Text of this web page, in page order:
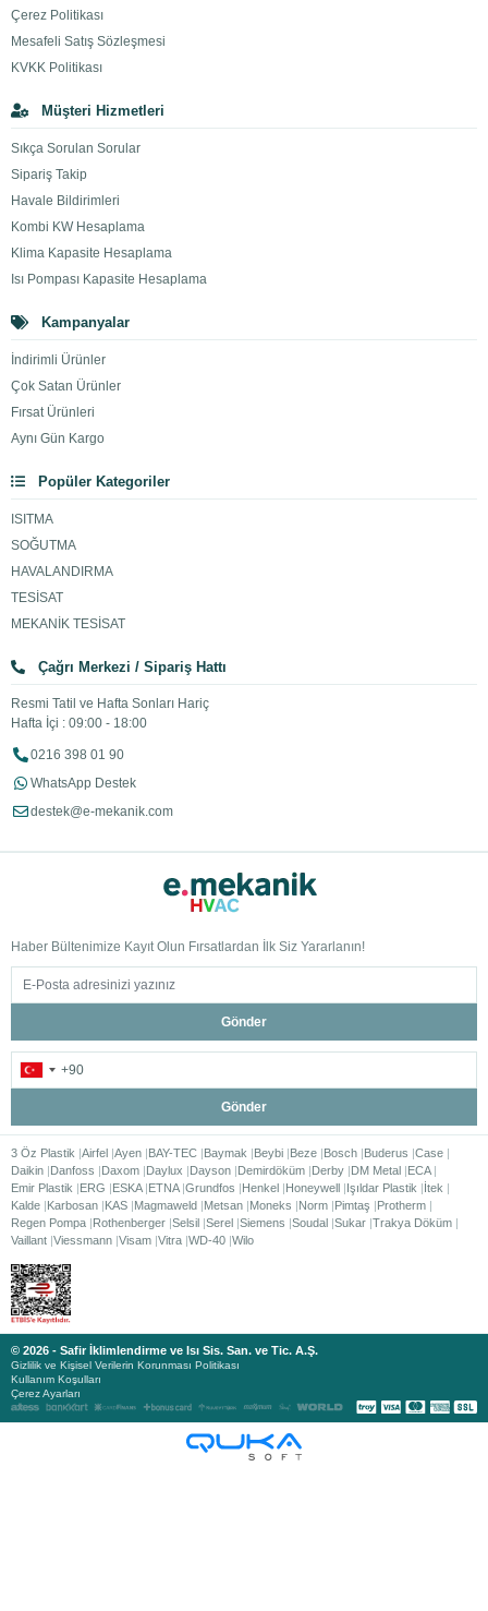
Çerez Politikası
Mesafeli Satış Sözleşmesi
KVKK Politikası
Müşteri Hizmetleri
Sıkça Sorulan Sorular
Sipariş Takip
Havale Bildirimleri
Kombi KW Hesaplama
Klima Kapasite Hesaplama
Isı Pompası Kapasite Hesaplama
Kampanyalar
İndirimli Ürünler
Çok Satan Ürünler
Fırsat Ürünleri
Aynı Gün Kargo
Popüler Kategoriler
ISITMA
SOĞUTMA
HAVALANDIRMA
TESİSAT
MEKANİK TESİSAT
Çağrı Merkezi / Sipariş Hattı
Resmi Tatil ve Hafta Sonları Hariç
Hafta İçi : 09:00 - 18:00
0216 398 01 90
WhatsApp Destek
destek@e-mekanik.com
Haber Bültenimize Kayıt Olun Fırsatlardan İlk Siz Yararlanın!
Gönder
Gönder
3 Öz Plastik Airfel Ayen BAY-TEC Baymak Beybi Beze Bosch Buderus Case
Daikin Danfoss Daxom Daylux Dayson Demirdöküm Derby DM Metal ECA
Emir Plastik
ERG ESKA ETNA Grundfos Henkel Honeywell Işıldar Plastik
İtek
Kalde Karbosan KAS Magmaweld Metsan Moneks Norm Pimtaş
Protherm
Regen Pompa Rothenberger Selsil Serel Siemens Soudal Sukar Trakya Döküm
Vaillant Viessmann Visam Vitra WD-40 Wilo
© 2026 - Safir İklimlendirme ve Isı Sis. San. ve Tic. A.Ş.
Gizlilik ve Kişisel Verilerin Korunması Politikası
Kullanım Koşulları
Çerez Ayarları